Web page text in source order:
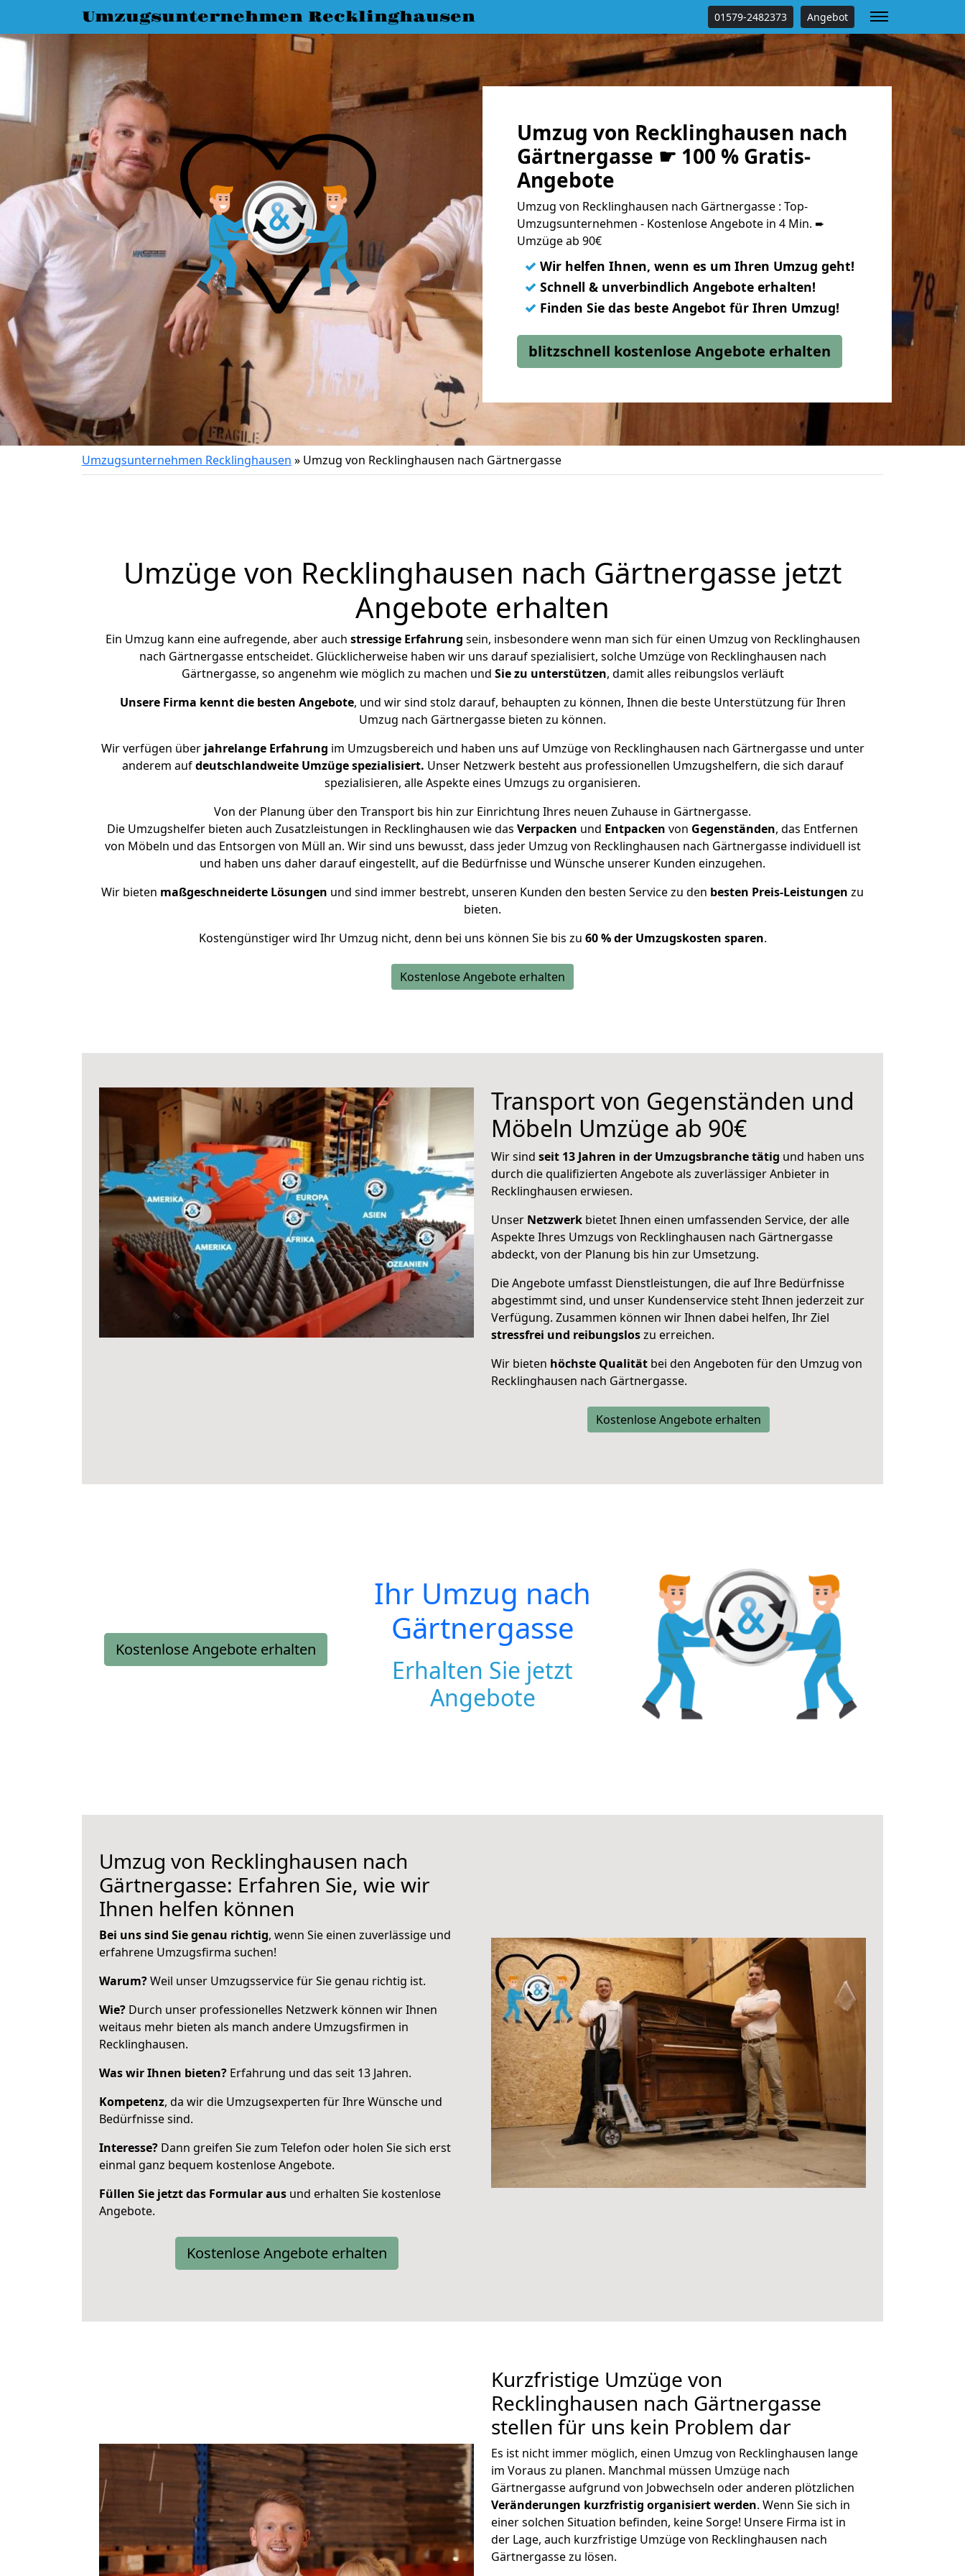
Umzugsunternehmen Recklinghausen 01579-2482373 Angebot
Umzug von Recklinghausen nach
Gärtnergasse ☛ 100 % Gratis-
Angebote
Umzug von Recklinghausen nach Gärtnergasse : Top-
Umzugsunternehmen - Kostenlose Angebote in 4 Min. ➨
Umzüge ab 90€
✓ Wir helfen Ihnen, wenn es um Ihren Umzug geht!
✓ Schnell & unverbindlich Angebote erhalten!
✓ Finden Sie das beste Angebot für Ihren Umzug!
blitzschnell kostenlose Angebote erhalten
Umzugsunternehmen Recklinghausen » Umzug von Recklinghausen nach Gärtnergasse
Umzüge von Recklinghausen nach Gärtnergasse jetzt
Angebote erhalten
Ein Umzug kann eine aufregende, aber auch stressige Erfahrung sein, insbesondere wenn man sich für einen Umzug von Recklinghausen
nach Gärtnergasse entscheidet. Glücklicherweise haben wir uns darauf spezialisiert, solche Umzüge von Recklinghausen nach
Gärtnergasse, so angenehm wie möglich zu machen und Sie zu unterstützen, damit alles reibungslos verläuft
Unsere Firma kennt die besten Angebote, und wir sind stolz darauf, behaupten zu können, Ihnen die beste Unterstützung für Ihren
Umzug nach Gärtnergasse bieten zu können.
Wir verfügen überjahrelange Erfahrung im Umzugsbereich und haben uns auf Umzüge von Recklinghausen nach Gärtnergasse und unter
anderem aufdeutschlandweite Umzüge spezialisiert. Unser Netzwerk besteht aus professionellen Umzugshelfern, die sich darauf
spezialisieren, alle Aspekte eines Umzugs zu organisieren.
Von der Planung über den Transport bis hin zur Einrichtung Ihres neuen Zuhause in Gärtnergasse.
Die Umzugshelfer bieten auch Zusatzleistungen in Recklinghausen wie das Verpacken und Entpacken von Gegenständen, das Entfernen
von Möbeln und das Entsorgen von Müll an. Wir sind uns bewusst, dass jeder Umzug von Recklinghausen nach Gärtnergasse individuell ist
und haben uns daher darauf eingestellt, auf die Bedürfnisse und Wünsche unserer Kunden einzugehen.
Wir bieten maßgeschneiderte Lösungen und sind immer bestrebt, unseren Kunden den besten Service zu den besten Preis-Leistungen zu
bieten.
Kostengünstiger wird Ihr Umzug nicht, denn bei uns können Sie bis zu 60 % der Umzugskosten sparen.
Kostenlose Angebote erhalten
Transport von Gegenständen und
Möbeln Umzüge ab 90€
Wir sind seit 13 Jahren in der Umzugsbranche tätig und haben uns
durch die qualifizierten Angebote als zuverlässiger Anbieter in
Recklinghausen erwiesen.
Unser Netzwerk bietet Ihnen einen umfassenden Service, der alle
Aspekte Ihres Umzugs von Recklinghausen nach Gärtnergasse
abdeckt, von der Planung bis hin zur Umsetzung.
Die Angebote umfasst Dienstleistungen, die auf Ihre Bedürfnisse
abgestimmt sind, und unser Kundenservice steht Ihnen jederzeit zur
Verfügung. Zusammen können wir Ihnen dabei helfen, Ihr Ziel
stressfrei und reibungsloszu erreichen.
Wir bieten höchste Qualität bei den Angeboten für den Umzug von
Recklinghausen nach Gärtnergasse.
Kostenlose Angebote erhalten
Kostenlose Angebote erhalten
Ihr Umzug nach
Gärtnergasse
Erhalten Sie jetzt
Angebote
Umzug von Recklinghausen nach
Gärtnergasse: Erfahren Sie, wie wir
Ihnen helfen können
Bei uns sind Sie genau richtig, wenn Sie einen zuverlässige und
erfahrene Umzugsfirma suchen!
Warum?Weil unser Umzugsservice für Sie genau richtig ist.
Wie? Durch unser professionelles Netzwerk können wir Ihnen
weitaus mehr bieten als manch andere Umzugsfirmen in
Recklinghausen.
Was wir Ihnen bieten? Erfahrung und das seit 13 Jahren.
Kompetenz, da wir die Umzugsexperten für Ihre Wünsche und
Bedürfnisse sind.
Interesse? Dann greifen Sie zum Telefon oder holen Sie sich erst
einmal ganz bequem kostenlose Angebote.
Füllen Sie jetzt das Formular aus und erhalten Sie kostenlose
Angebote.
Kostenlose Angebote erhalten
Kurzfristige Umzüge von
Recklinghausen nach Gärtnergasse
stellen für uns kein Problem dar
Es ist nicht immer möglich, einen Umzug von Recklinghausen lange
im Voraus zu planen. Manchmal müssen Umzüge nach
Gärtnergasse aufgrund von Jobwechseln oder anderen plötzlichen
Veränderungen kurzfristig organisiert werden. Wenn Sie sich in
einer solchen Situation befinden, keine Sorge! Unsere Firma ist in
der Lage, auch kurzfristige Umzüge von Recklinghausen nach
Gärtnergasse zu lösen.